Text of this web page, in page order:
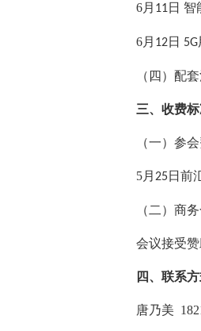
6月 11日
6月 12日 5G
（四）配
三、收费
（一）参
5月 25日前
（二）商
会议接受
四、联系
唐乃美